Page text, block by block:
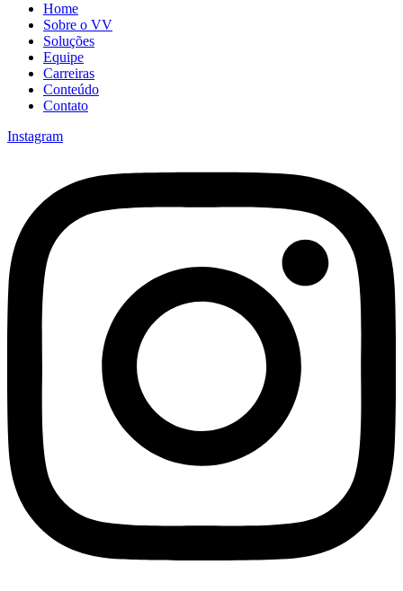
Home
Sobre o VV
Soluções
Equipe
Carreiras
Conteúdo
Contato
Instagram